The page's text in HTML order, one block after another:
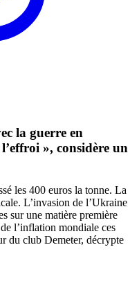
la guerre en
», considère un
les 400 euros la tonne. La
L’invasion de l’Ukraine
sur une matière première
l’inflation mondiale ces
du club Demeter, décrypte